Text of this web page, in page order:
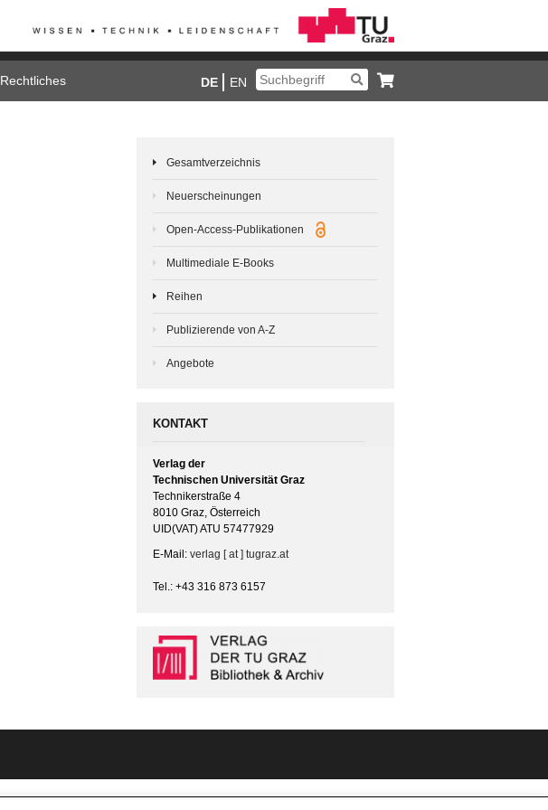
Rechtliches DE EN
Gesamtverzeichnis
Neuerscheinungen
Open-Access-Publikationen
Multimediale E-Books
Reihen
Publizierende von A-Z
Angebote
KONTAKT
Verlag der
Technischen Universität Graz
Technikerstraße 4
8010 Graz, Österreich
UID(VAT) ATU 57477929
E-Mail: verlag [ at ] tugraz.at
Tel.: +43 316 873 6157